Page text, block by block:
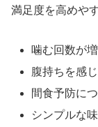
満足度を高めや
噛む回数が
腹持ちを感
間食予防に
シンプルな